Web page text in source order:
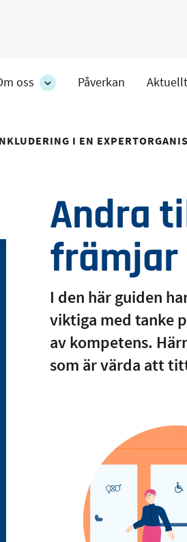
oss
Om
undersidor
Påverkan Aktuellt
I EN
Andra
främjar
I den här guiden
viktiga med tanke
av kompetens.
som är värda att